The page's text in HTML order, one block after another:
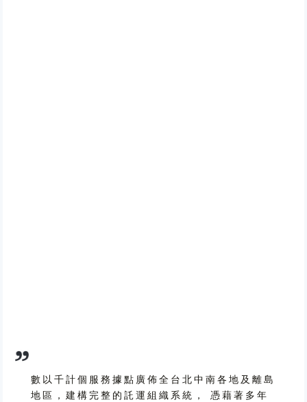
數以千計個服務據點廣佈全台北中南各地及離島
地區，建構完整的託運組織系統， 憑藉著多年